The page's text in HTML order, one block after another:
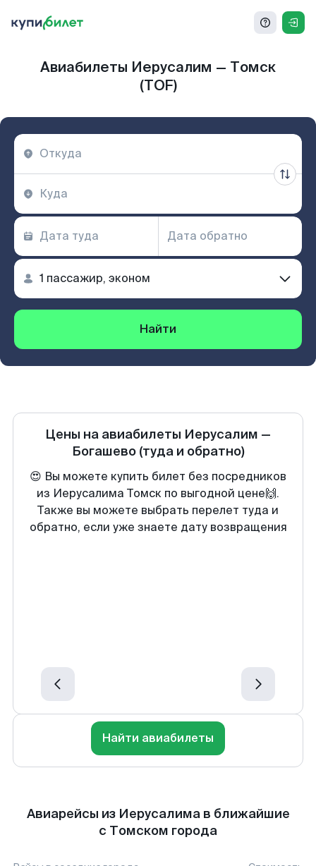
Авиабилеты Иерусалим — Томск
(TOF)
Найти
Цены на авиабилеты Иерусалим —
Богашево (туда и обратно)
😍 Вы можете купить билет без посредников
из Иерусалима Томск по выгодной цене🙌.
Также вы можете выбрать перелет туда и
обратно, если уже знаете дату возвращения
Найти авиабилеты
Авиарейсы из Иерусалима в ближайшие
с Томском города